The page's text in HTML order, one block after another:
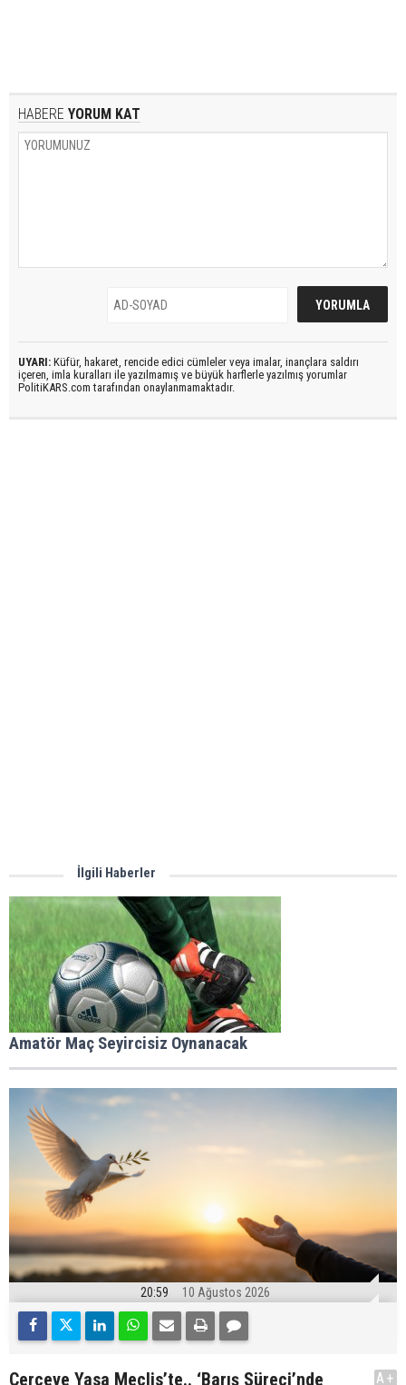
HABERE YORUM KAT
UYARI: Küfür, hakaret, rencide edici cümleler veya imalar, inançlara saldırı
içeren, imla kuralları ile yazılmamış ve büyük harflerle yazılmış yorumlar
PolitiKARS.com tarafından onaylanmamaktadır.
İlgili Haberler
Amatör Maç Seyircisiz Oynanacak
20:59 10 Ağustos 2026
Çerçeve Yasa Meclis’te.. ‘Barış Süreci’nde A+